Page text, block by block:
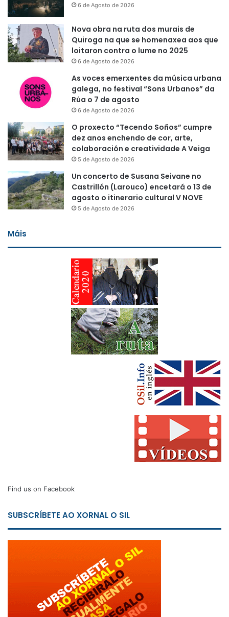
6 de Agosto de 2026
Nova obra na ruta dos murais de
Quiroga na que se homenaxea aos que
loitaron contra o lume no 2025
6 de Agosto de 2026
As voces emerxentes da música urbana
galega, no festival “Sons Urbanos” da
Rúa o 7 de agosto
6 de Agosto de 2026
O proxecto “Tecendo Soños” cumpre
dez anos enchendo de cor, arte,
colaboración e creatividade A Veiga
5 de Agosto de 2026
Un concerto de Susana Seivane no
Castrillón (Larouco) encetará o 13 de
agosto o itinerario cultural V NOVE
5 de Agosto de 2026
Máis
Find us on Facebook
SUBSCRÍBETE AO XORNAL O SIL